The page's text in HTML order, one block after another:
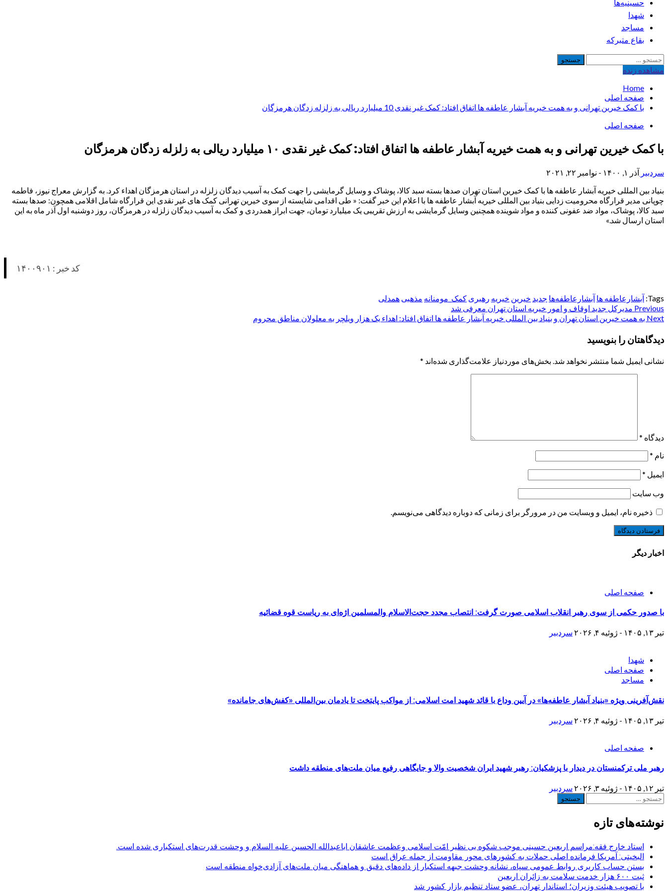
حسینیه‌ها
شهدا
مساجد
بقاع متبرکه
جستجو
برای:
مشاهده‌ زنده
Home
صفحه اصلی
با کمک خیرین تهرانی و به همت خیریه آبشار عاطفه ها اتفاق افتاد: کمک غیر نقدی 10 میلیارد ریالی به زلزله زدگان هرمزگان
صفحه اصلی
با کمک خیرین تهرانی و به همت خیریه آبشار عاطفه ها اتفاق افتاد: کمک غیر نقدی ۱۰ میلیارد ریالی به زلزله زدگان هرمزگان
سردبیر آذر ۱, ۱۴۰۰ - نوامبر ۲۲, ۲۰۲۱
بنیاد بین المللی خیریه آبشار عاطفه ها با کمک خیرین استان تهران صدها بسته سبد کالا، پوشاک و وسایل گرمایشی را جهت کمک به آسیب دیدگان زلزله در استان هرمزگان اهداء کرد. به گزارش معراج نیوز، فاطمه
چوپانی مدیر قرارگاه محرومیت زدایی بنیاد بین المللی خیریه آبشار عاطفه ها با اعلام این خبر گفت: « طی اقدامی شایسته از سوی خیرین تهرانی کمک های غیر نقدی این قرارگاه شامل اقلامی همچون: صدها بسته
سبد کالا، پوشاک، مواد ضد عفونی کننده و مواد شوینده همچنین وسایل گرمایشی به ارزش تقریبی یک میلیارد تومان، جهت ابراز همدردی و کمک به آسیب دیدگان زلزله در هرمزگان، روز دوشنبه اول آذر ماه به این
استان ارسال شد.»
کد خبر : ۱۴۰۰۹۰۱
Tags: آبشارعاطفه ها آبشارعاطفه‌ها جدید خیرین خیریه رهبری کمک_مومنانه مذهبی همدلی
Post
navigation
Previous مدیرکل جدید اوقاف و امور خیریه استان تهران معرفی شد
Next به همت خیرین استان تهران و بنیاد بین المللی خیریه آبشار عاطفه ها اتفاق افتاد: اهداء یک هزار ویلچر به معلولان مناطق محروم
دیدگاهتان را بنویسید
نشانی ایمیل شما منتشر نخواهد شد. بخش‌های موردنیاز علامت‌گذاری شده‌اند *
دیدگاه *
نام *
ایمیل *
وب‌ سایت
ذخیره نام، ایمیل و وبسایت من در مرورگر برای زمانی که دوباره دیدگاهی می‌نویسم.
اخبار دیگر
صفحه اصلی
با صدور حکمی از سوی رهبر انقلاب اسلامی صورت گرفت: انتصاب مجدد حجت‌الاسلام والمسلمین اژه‌ای به ریاست قوه قضائیه
تیر ۱۳, ۱۴۰۵ - ژوئیه ۴, ۲۰۲۶ سردبیر
شهدا
صفحه اصلی
مساجد
نقش‌آفرینی ویژه «بنیاد آبشار عاطفه‌ها» در آیین وداع با قائد شهید امت اسلامی: از مواکب پایتخت تا یادمان بین‌المللی «کفش‌های جامانده»
تیر ۱۳, ۱۴۰۵ - ژوئیه ۴, ۲۰۲۶ سردبیر
صفحه اصلی
رهبر ملی ترکمنستان در دیدار با پزشکیان: رهبر شهید ایران شخصیت والا و جایگاهی رفیع میان ملت‌های منطقه داشت
تیر ۱۲, ۱۴۰۵ - ژوئیه ۳, ۲۰۲۶
سردبیر
جستجو
نوشته‌های تازه
استاد خارج فقه:مراسم اربعین حسینی موجب شکوه بی نظیر امّت اسلامی وعظمت عاشقان اباعبدالله الحسین علیه السلام و وحشت قدرت‌های استکباری شده است.
البخیتی: آمریکا فرمانده اصلی حملات به کشورهای محور مقاومت از جمله عراق است
بستن حساب کاربری روابط عمومی سپاه، نشانه‌ وحشت جبهه استکبار از داده‌های دقیق و هماهنگی میان ملت‌های آزادی‌خواه منطقه است
ثبت ۶۰۰ هزار خدمت سلامت به زائران اربعین
با تصویب هیئت وزیران؛ استاندار تهران، عضو ستاد تنظیم بازار کشور شد